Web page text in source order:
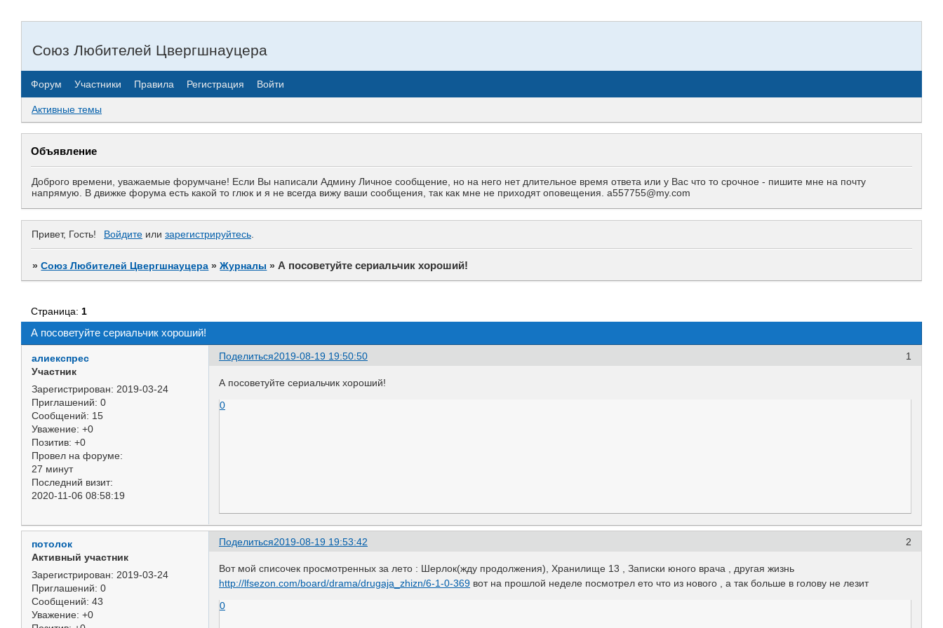
Союз Любителей Цвергшнауцера
Форум Участники Правила Регистрация Войти
Активные темы
Объявление
Доброго времени, уважаемые форумчане! Если Вы написали Админу Личное сообщение, но на него нет длительное время ответа или у Вас что то срочное - пишите мне на почту
напрямую. В движке форума есть какой то глюк и я не всегда вижу ваши сообщения, так как мне не приходят оповещения. a557755@my.com
Привет, Гость! Войдите или зарегистрируйтесь.
»Союз Любителей Цвергшнауцера »Журналы » А посоветуйте сериальчик хороший!
А посоветуйте сериальчик хороший!
Страница: 1
Поделиться 1
2019-08-19 19:50:50
алиекспрес
Участник
Зарегистрирован: 2019-03-24
Приглашений: 0
Сообщений: 15
Уважение: +0
Позитив: +0
Провел на форуме:
27 минут
Последний визит:
2020-11-06 08:58:19
А посоветуйте сериальчик хороший!
0
Поделиться 2
2019-08-19 19:53:42
потолок
Активный участник
Зарегистрирован: 2019-03-24
Приглашений: 0
Сообщений: 43
Уважение: +0
Вот мой списочек просмотренных за лето : Шерлок(жду продолжения), Хранилище 13 , Записки юного врача , другая жизнь
http://lfsezon.com/board/drama/drugaja_zhizn/6-1-0-369 вот на прошлой неделе посмотрел ето что из нового , а так больше в голову не лезит
0